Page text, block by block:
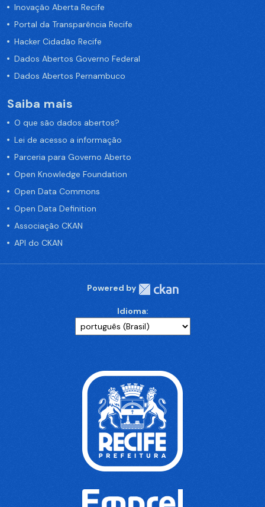
Inovação Aberta Recife
Portal da Transparência Recife
Hacker Cidadão Recife
Dados Abertos Governo Federal
Dados Abertos Pernambuco
Saiba mais
O que são dados abertos?
Lei de acesso a informação
Parceria para Governo Aberto
Open Knowledge Foundation
Open Data Commons
Open Data Definition
Associação CKAN
API do CKAN
Powered by
Idioma